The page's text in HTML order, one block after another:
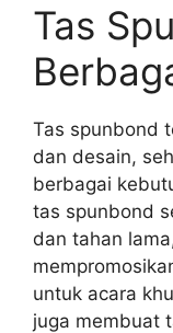
Tas
Tas spunbond
dan desain,
berbagai
tas spunbond
dan tahan
untuk acara
juga membuat